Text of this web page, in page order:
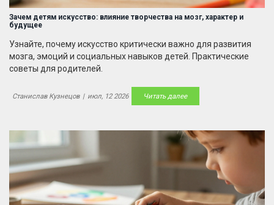
Зачем детям искусство: влияние творчества на мозг, характер и
будущее
Узнайте, почему искусство критически важно для развития
мозга, эмоций и социальных навыков детей. Практические
советы для родителей.
Станислав Кузнецов | июл, 12 2026 Читать далее